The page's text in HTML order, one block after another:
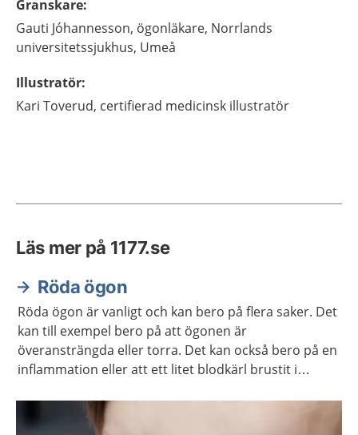
Granskare:
Gauti Jóhannesson, ögonläkare, Norrlands
universitetssjukhus, Umeå
Illustratör:
Kari Toverud, certifierad medicinsk illustratör
Läs mer på 1177.se
Röda ögon
Röda ögon är vanligt och kan bero på flera saker. Det
kan till exempel bero på att ögonen är
överansträngda eller torra. Det kan också bero på en
inflammation eller att ett litet blodkärl brustit i
ibland kan du behöva behandling.